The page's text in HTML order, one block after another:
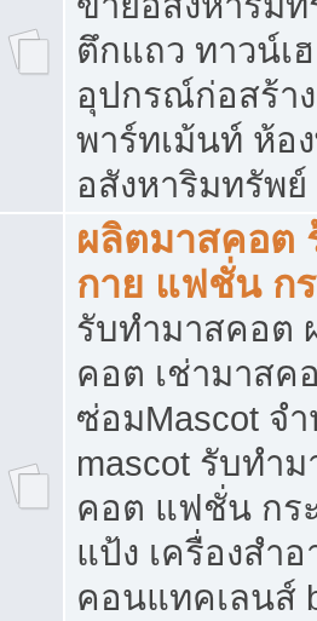
ตึกแถว ทาวน์เ
อุปกรณ์ก่อสร้า
พาร์ทเม้นท์ ห้อ
อสังหาริมทรัพ
ผลิตมาสคอต
กาย แฟชั่น กร
รับทำมาสคอต
คอต เช่ามาสค
ซ่อมMascot จ
mascot รับทำ
คอต แฟชั่น กระ
แป้ง เครื่องสำ
คอนแทคเลนส์